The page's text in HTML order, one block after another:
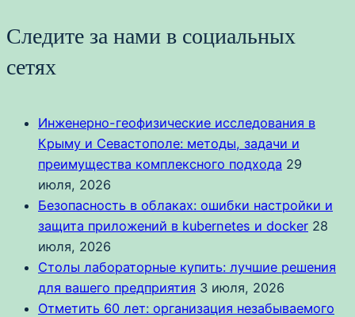
Следите за нами в социальных
сетях
Инженерно-геофизические исследования в
Крыму и Севастополе: методы, задачи и
преимущества комплексного подхода 29
июля, 2026
Безопасность в облаках: ошибки настройки и
защита приложений в kubernetes и docker 28
июля, 2026
Столы лабораторные купить: лучшие решения
для вашего предприятия 3 июля, 2026
Отметить 60 лет: организация незабываемого